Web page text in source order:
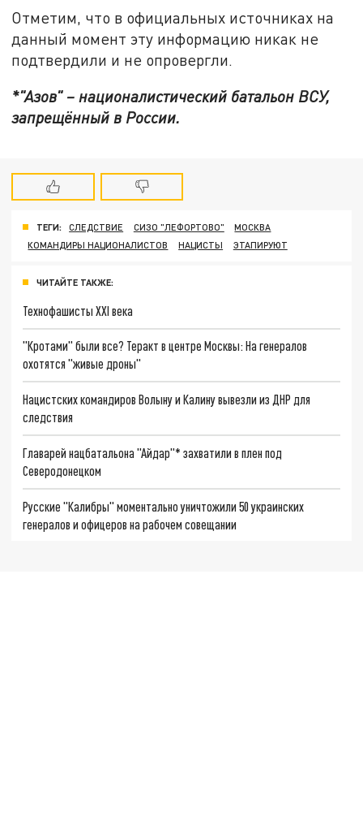
Отметим, что в официальных источниках на
данный момент эту информацию никак не
подтвердили и не опровергли.
*"Азов" – националистический батальон ВСУ,
запрещённый в России.
ТЕГИ: СЛЕДСТВИЕ СИЗО "ЛЕФОРТОВО"
МОСКВА
КОМАНДИРЫ НАЦИОНАЛИСТОВ
НАЦИСТЫ ЭТАПИРУЮТ
ЧИТАЙТЕ ТАКЖЕ:
Технофашисты XXI века
"Кротами" были все? Теракт в центре Москвы: На генералов
охотятся "живые дроны"
Нацистских командиров Волыну и Калину вывезли из ДНР для
следствия
Главарей нацбатальона "Айдар"* захватили в плен под
Северодонецком
Русские "Калибры" моментально уничтожили 50 украинских
генералов и офицеров на рабочем совещании